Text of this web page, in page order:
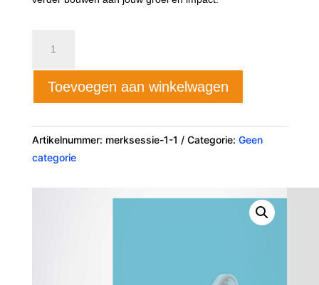
Mini
Toevoegen aan winkelwagen
Artikelnummer: merksessie-1-1 Categorie: Geen
categorie